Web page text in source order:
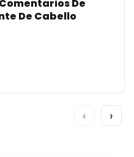
De
De Cabello
‹ ›